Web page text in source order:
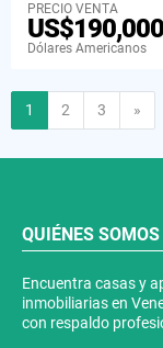
PRECIO VENTA
US$190,000
Dólares Americanos
1 2 3 »
QUIÉNES SOMOS
Encuentra casas y
inmobiliarias en
con respaldo